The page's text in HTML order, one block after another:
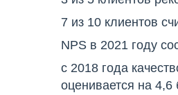
7 из 10 клиентов
NPS в 2021 году
с 2018 года
оценивается на 4,6